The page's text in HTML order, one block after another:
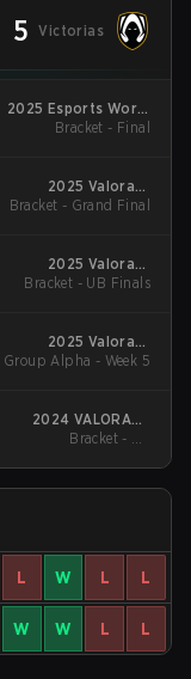
5 Victorias
2025 Esports World
Cup
Bracket - Final
2025 Valorant
Champions Tour:
Bracket - Grand Final
2025 Valorant
Champions Tour:
Bracket - UB Finals
2025 Valorant
Champions Tour:
Group Alpha - Week 5
2024 VALORANT
Champions
Bracket - UB
L W L L
W W L L